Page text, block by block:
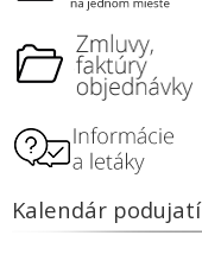
Kalendár podujatí